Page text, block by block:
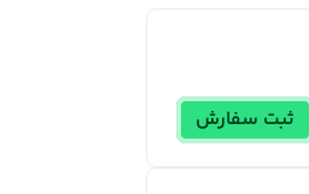
ثبت سفارش